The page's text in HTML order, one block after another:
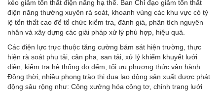
kéo giảm tổn thất điện năng hạ thế. Ban Chỉ đạo giảm tổn thất
điện năng thường xuyên rà soát, khoanh vùng các khu vực có tỷ
lệ tổn thất cao để tổ chức kiểm tra, đánh giá, phân tích nguyên
nhân và xây dựng các giải pháp xử lý phù hợp, hiệu quả.
Các điện lực trực thuộc tăng cường bám sát hiện trường, thực
hiện rà soát phụ tải, cân pha, san tải, xử lý khiếm khuyết lưới
điện, kiểm tra hệ thống đo đếm, tối ưu phương thức vận hành…
Đồng thời, nhiều phong trào thi đua lao động sản xuất được phát
động sâu rộng như: Công xưởng hóa công tơ, chỉnh trang lưới